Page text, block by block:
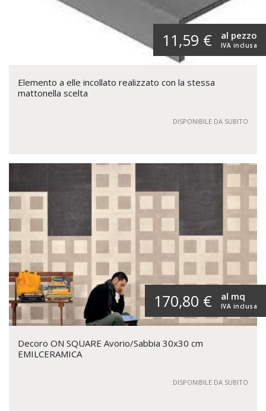
11,59 € IVA inclusa
al pezzo
Elemento a elle incollato realizzato con la stessa
mattonella scelta
DISPONIBILE DA SUBITO
170,80 € IVA inclusa
al mq
Decoro ON SQUARE Avorio/Sabbia 30x30 cm
EMILCERAMICA
DISPONIBILE DA SUBITO